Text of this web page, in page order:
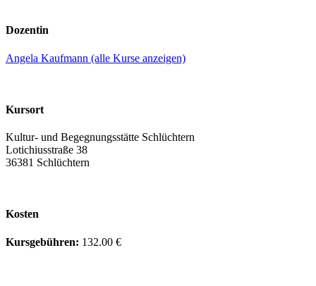
Dozentin
Angela Kaufmann (alle Kurse anzeigen)
Kursort
Kultur- und Begegnungsstätte Schlüchtern
Lotichiusstraße 38
36381 Schlüchtern
Kosten
Kursgebühren: 132.00 €